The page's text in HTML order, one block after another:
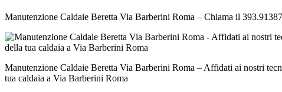
Manutenzione Caldaie Beretta Via Barberini Roma – Chiama il
Manutenzione Caldaie Beretta Via Barberini Roma – Affidati ai nostri
tua caldaia a Via Barberini Roma